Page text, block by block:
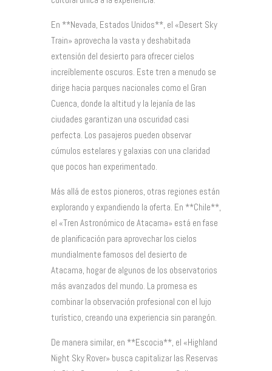
En **Nevada, Estados Unidos**, el «Desert Sky
Train» aprovecha la vasta y deshabitada
extensión del desierto para ofrecer cielos
increíblemente oscuros. Este tren a menudo se
dirige hacia parques nacionales como el Gran
Cuenca, donde la altitud y la lejanía de las
ciudades garantizan una oscuridad casi
perfecta. Los pasajeros pueden observar
cúmulos estelares y galaxias con una claridad
que pocos han experimentado.
Más allá de estos pioneros, otras regiones están
explorando y expandiendo la oferta. En **Chile**,
el «Tren Astronómico de Atacama» está en fase
de planificación para aprovechar los cielos
mundialmente famosos del desierto de
Atacama, hogar de algunos de los observatorios
más avanzados del mundo. La promesa es
combinar la observación profesional con el lujo
turístico, creando una experiencia sin parangón.
De manera similar, en **Escocia**, el «Highland
Night Sky Rover» busca capitalizar las Reservas